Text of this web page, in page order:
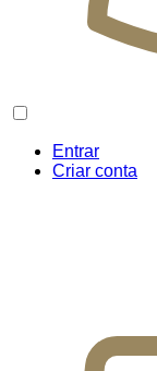
Entrar
Criar conta